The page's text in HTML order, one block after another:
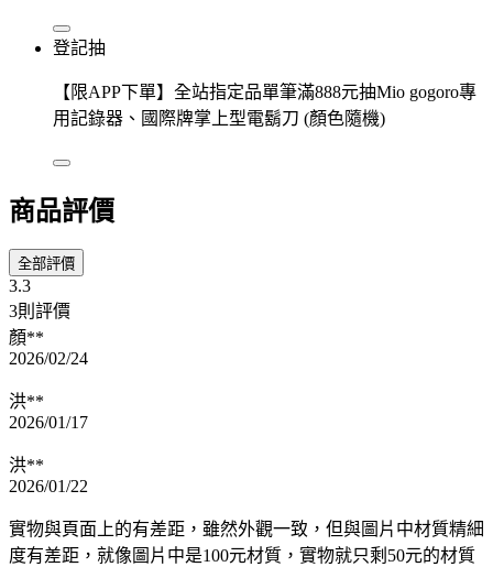
登記抽
【限APP下單】全站指定品單筆滿888元抽Mio gogoro專
用記錄器、國際牌掌上型電鬍刀 (顏色隨機)
商品評價
全部評價
3.3
3則評價
顏**
2026/02/24
洪**
2026/01/17
洪**
2026/01/22
實物與頁面上的有差距，雖然外觀一致，但與圖片中材質精細
度有差距，就像圖片中是100元材質，實物就只剩50元的材質